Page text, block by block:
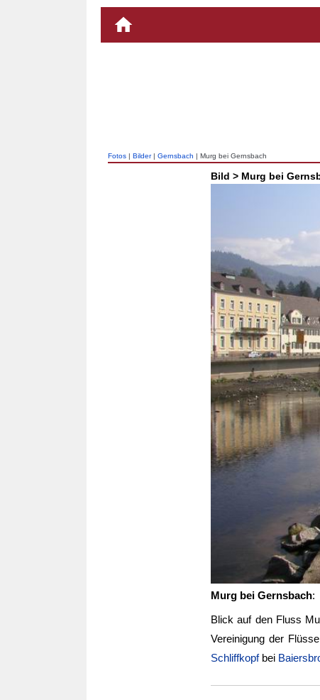
Fotos | Bilder| Gernsbach | Murg bei Gernsbach
Bild > Murg bei
Murg bei Gernsbach:
Blick auf den Fluss
Vereinigung der
Schliffkopfbei